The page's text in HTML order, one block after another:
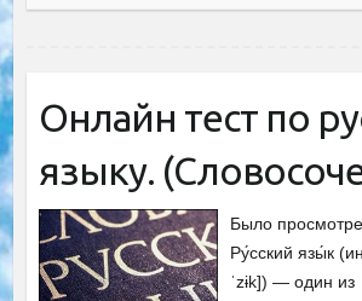
Онлайн тест по
языку.
Было
Ру́сский язы́к
ˈzɨk]) — один из